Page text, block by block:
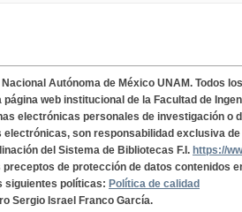
Autónoma de México UNAM. Todos
página web institucional de la Facultad de
electrónicas personales de investigación o
electrónicas, son responsabilidad exclusiva
del Sistema de Bibliotecas F.I. https://
de protección de datos contenidos
siguientes políticas: Política de calidad
Sergio Israel Franco García.